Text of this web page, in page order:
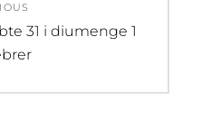
31 i diumenge 1